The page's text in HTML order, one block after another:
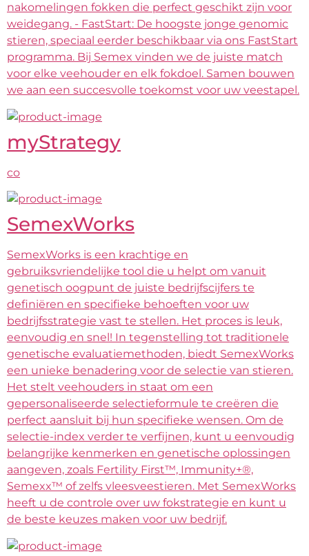
nakomelingen fokken die perfect geschikt zijn voor
weidegang. - FastStart: De hoogste jonge genomic
stieren, speciaal eerder beschikbaar via ons FastStart
programma. Bij Semex vinden we de juiste match
voor elke veehouder en elk fokdoel. Samen bouwen
we aan een succesvolle toekomst voor uw veestapel.
myStrategy
co
SemexWorks
SemexWorks is een krachtige en
gebruiksvriendelijke tool die u helpt om vanuit
genetisch oogpunt de juiste bedrijfscijfers te
definiëren en specifieke behoeften voor uw
bedrijfsstrategie vast te stellen. Het proces is leuk,
eenvoudig en snel! In tegenstelling tot traditionele
genetische evaluatiemethoden, biedt SemexWorks
een unieke benadering voor de selectie van stieren.
Het stelt veehouders in staat om een
gepersonaliseerde selectieformule te creëren die
perfect aansluit bij hun specifieke wensen. Om de
selectie-index verder te verfijnen, kunt u eenvoudig
belangrijke kenmerken en genetische oplossingen
aangeven, zoals Fertility First™, Immunity+®,
Semexx™ of zelfs vleesveestieren. Met SemexWorks
heeft u de controle over uw fokstrategie en kunt u
de beste keuzes maken voor uw bedrijf.